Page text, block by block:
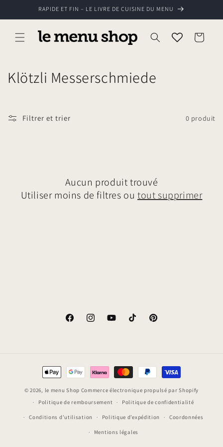
au
contenu
RAPIDE ET FIN – LE LIVRE DE CUISINE DU MENU
Panier
C
l
Klötzli Messerschmiede
Filtrer et trier 0 produit
Aucun produit trouvé
Utiliser moins de filtres ou tout supprimer
FacebookInstagramYouTubeTikTok Pinterest
Moyens
de
paiement
© 2026, le menu Shop Commerce électronique propulsé par Shopify
Politique de remboursement
Politique de confidentialité
Conditions d’utilisation Politique d’expédition Coordonnées
Mentions légales